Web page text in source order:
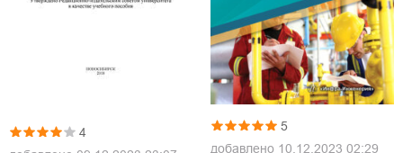
4
5
добавлено 10.12.2023 02:29